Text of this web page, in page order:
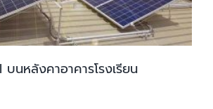
นหลังคาอาคารโรงเรียน